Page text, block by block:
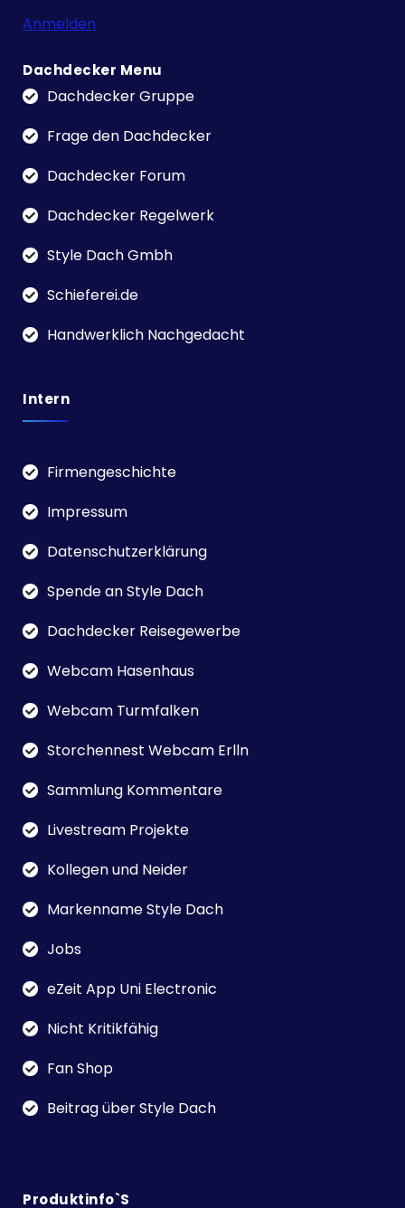
Anmelden
Dachdecker Menu
Dachdecker Gruppe
Frage den Dachdecker
Dachdecker Forum
Dachdecker Regelwerk
Style Dach Gmbh
Schieferei.de
Handwerklich Nachgedacht
Intern
Firmengeschichte
Impressum
Datenschutzerklärung
Spende an Style Dach
Dachdecker Reisegewerbe
Webcam Hasenhaus
Webcam Turmfalken
Storchennest Webcam Erlln
Sammlung Kommentare
Livestream Projekte
Kollegen und Neider
Markenname Style Dach
Jobs
eZeit App Uni Electronic
Nicht Kritikfähig
Fan Shop
Beitrag über Style Dach
Produktinfo`s